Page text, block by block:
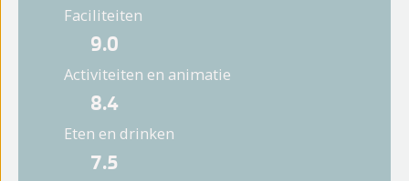
Faciliteiten
9.0
Activiteiten en animatie
8.4
Eten en drinken
7.5